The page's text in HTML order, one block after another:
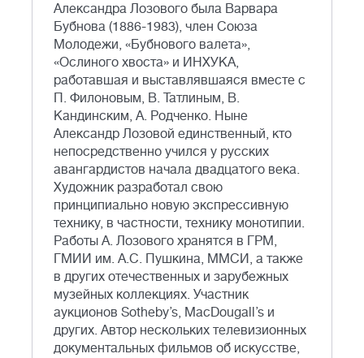
Александра Лозового была Варвара
Бубнова (1886-1983), член Союза
Молодежи, «Бубнового валета»,
«Ослиного хвоста» и ИНХУКА,
работавшая и выставлявшаяся вместе с
П. Филоновым, В. Татлиным, В.
Кандинским, А. Родченко. Ныне
Александр Лозовой единственный, кто
непосредственно учился у русских
авангардистов начала двадцатого века.
Художник разработал свою
принципиально новую экспрессивную
технику, в частности, технику монотипии.
Работы А. Лозового хранятся в ГРМ,
ГМИИ им. А.С. Пушкина, ММСИ, а также
в других отечественных и зарубежных
музейных коллекциях. Участник
аукционов Sotheby’s, MacDougall’s и
других. Автор нескольких телевизионных
документальных фильмов об искусстве,